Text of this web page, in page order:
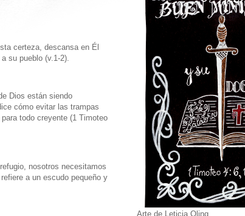
certeza, descansa en Él
su pueblo (v.1-2).
Dios están siendo
cómo evitar las trampas
todo creyente (1 Timoteo
nosotros necesitamos
a un escudo pequeño y
Arte de Leticia Oling